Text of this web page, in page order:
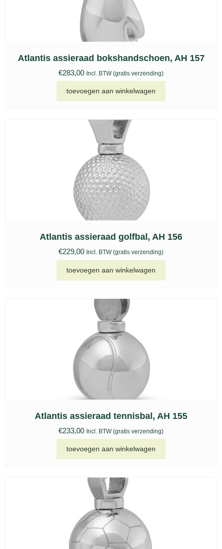
Atlantis assieraad bokshandschoen, AH 157
€283,00 Incl. BTW (gratis verzending)
toevoegen aan winkelwagen
Atlantis assieraad golfbal, AH 156
€229,00 Incl. BTW (gratis verzending)
toevoegen aan winkelwagen
Atlantis assieraad tennisbal, AH 155
€233,00 Incl. BTW (gratis verzending)
toevoegen aan winkelwagen